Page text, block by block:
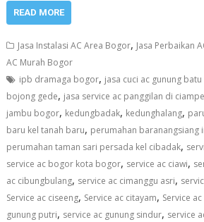
READ MORE
Jasa Instalasi AC Area Bogor, Jasa Perbaikan
AC Murah Bogor
ipb dramaga bogor, jasa cuci ac gunung
bojong gede, jasa service ac panggilan di
jambu bogor, kedungbadak, kedunghalang,
baru kel tanah baru, perumahan baranangsiang
perumahan taman sari persada kel cibadak,
service ac bogor kota bogor, service ac ciawi,
ac cibungbulang, service ac cimanggu asri,
Service ac ciseeng, Service ac citayam, Service
gunung putri, service ac gunung sindur, service